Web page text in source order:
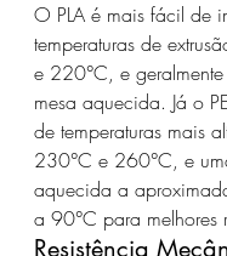
O PLA é mais fácil de
temperaturas de
e 220°C, e
mesa aquecida. Já o
de temperaturas mais
230°C e 260°C, e
aquecida a
a 90°C para melhores
Resistência